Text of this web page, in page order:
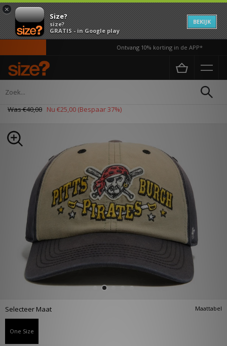
×
Size?
size?
GRATIS - in Google play
BEKIJK
Ontvang 10% korting in de APP*
Home Dames
47 Brand Pittsburgh Pirates Clean Up Pet
Was€40,00 Nu €25,00 (Bespaar 37%)
Maattabel
Selecteer Maat
One Size